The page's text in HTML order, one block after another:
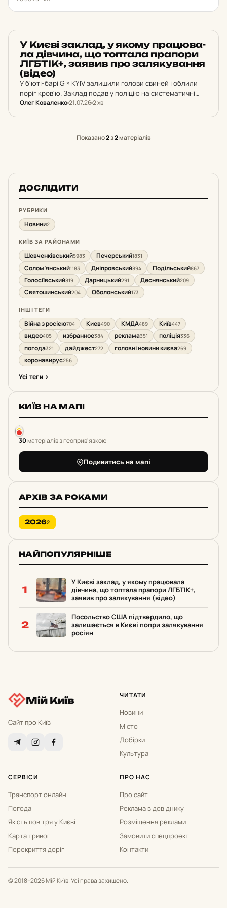
НОВИНИ
У Києві заклад, у якому пра­цю­ва­
ла дів­чи­на, що топ­та­ла пра­по­ри
ЛГБТІК+, заявив про за­ля­ку­ван­ня
(відео)
У б'юті-барі G × KYIV залишили голови свиней і облили
поріг кров'ю. Заклад подав у поліцію на систематичні
залякування та погрози працівникам. Кримінальне
Олег Коваленко21.07.262 хв
Показано2з2матеріалів
ДОСЛІДИТИ
РУБРИКИ
Новини2
КИЇВ ЗА РАЙОНАМИ
Шевченківський5983 Печерський1831
Солом’янський1183 Дніпровський894 Подільський867
Голосіївський819 Дарницький291 Деснянський209
Святошинський204 Оболонський173
ІНШІ ТЕГИ
Війна з росією704 Киев490 КМДА489 Київ447
видео405 избранное384 реклама351 поліція336
погода321 дайджест272 головні новини києва269
коронавирус256
Усі теги
КИЇВ НА МАПІ
30матеріалів з геоприв'язкою
Подивитись на мапі
АРХІВ ЗА РОКАМИ
20262
НАЙПОПУЛЯРНІШЕ
1
У Києві заклад, у якому працювала
дівчина, що топтала прапори ЛГБТІК+,
заявив про залякування (відео)
2
Посольство США підтвердило, що
залишається в Києві попри залякування
росіян
Мій Київ
Сайт про Київ
ЧИТАТИ
Новини
Місто
Добірки
Культура
СЕРВІСИ
Транспорт онлайн
Погода
Якість повітря у Києві
Карта тривог
Перекриття доріг
ПРО НАС
Про сайт
Реклама в довіднику
Розміщення реклами
Замовити спецпроект
Контакти
© 2018–2026 Мій Київ. Усі права захищено.